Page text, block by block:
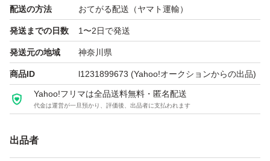
字あります。
塩ビ管 外径 18mm。 サイズは画像3を参照ください。 エ
アーコック部は内径4mmのソフトチューブ（エアーチュ
ーブ、エアーホース）で接続可能です。
エアーコックはネジ締めしています。 キャップと共に接
着はしていません。気になる場合は接着してください。
ださい。 可能であれば作成して出品します。
配送の方法 おてがる配送（ヤマト運輸）
発送までの日数 1〜2日で発送
発送元の地域 神奈川県
商品ID l1231899673 (Yahoo!オークションからの出品)
Yahoo!フリマは全品送料無料・匿名配送
代金は運営が一旦預かり、評価後、出品者に支払われます
出品者